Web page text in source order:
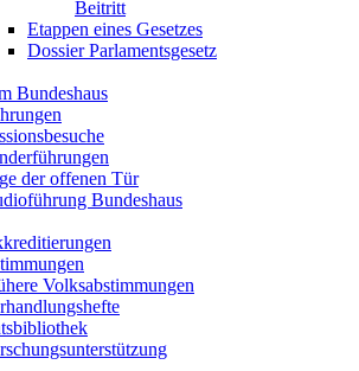
Beitritt
Etappen eines Gesetzes
Dossier Parlamentsgesetz
Bundeshaus
der offenen Tür
Bundeshaus
Volksabstimmungen